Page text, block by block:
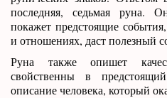
последняя, седьмая руна.
покажет предстоящие
и отношениях, даст полезный
Руна также опишет
свойственны в
описание человека, который